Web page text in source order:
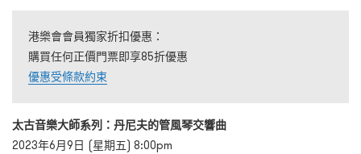
港樂會會員獨家折扣優惠：
購買任何正價門票即享85折優惠
優惠受條款約束
太古音樂大師系列：丹尼夫的管風琴交響曲
2023年6月9日 (星期五) 8:00pm